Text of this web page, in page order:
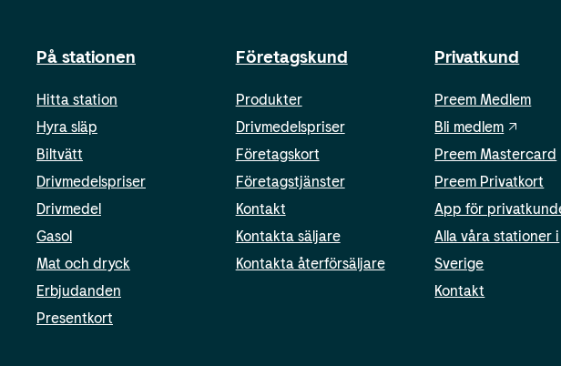
På stationen
Hitta station
Hyra släp
Biltvätt
Drivmedelspriser
Drivmedel
Gasol
Mat och dryck
Erbjudanden
Presentkort
Företagskund
Produkter
Drivmedelspriser
Företagskort
Företagstjänster
Kontakt
Kontakta säljare
Kontakta återförsäljare
Privatkund
Preem Medlem
Bli medlem
Preem Mastercard
Preem Privatkort
App för
Alla våra stationer i
Sverige
Kontakt